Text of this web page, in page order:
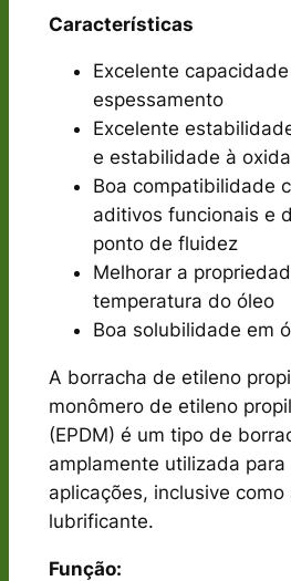
Características
Excelente
espessamento
Excelente
e estabilidade à
Boa compatibilidade
aditivos funcionais e
ponto de fluidez
Melhorar a
temperatura do óleo
Boa solubilidade em
A borracha de etileno
monômero de etileno
(EPDM) é um tipo de
amplamente utilizada para
aplicações, inclusive
lubrificante.
Função: